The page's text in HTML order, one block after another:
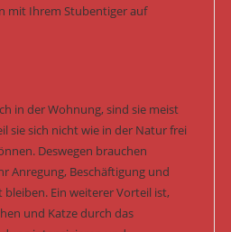
mit Ihrem Stubentiger auf
in der Wohnung, sind sie meist
sie sich nicht wie in der Natur frei
Deswegen brauchen
Anregung, Beschäftigung und
Ein weiterer Vorteil ist,
und Katze durch das